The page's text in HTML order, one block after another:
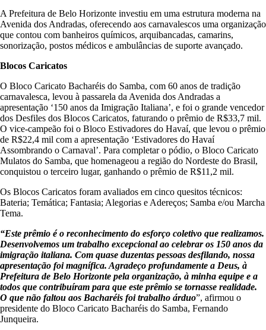
A Prefeitura de Belo Horizonte investiu em uma estrutura moderna na
Avenida dos Andradas, oferecendo aos carnavalescos uma organização
que contou com banheiros químicos, arquibancadas, camarins,
sonorização, postos médicos e ambulâncias de suporte avançado.
Blocos Caricatos
O Bloco Caricato Bacharéis do Samba, com 60 anos de tradição
carnavalesca, levou à passarela da Avenida dos Andradas a
apresentação ‘150 anos da Imigração Italiana’, e foi o grande vencedor
dos Desfiles dos Blocos Caricatos, faturando o prêmio de R$33,7 mil.
O vice-campeão foi o Bloco Estivadores do Havaí, que levou o prêmio
de R$22,4 mil com a apresentação ‘Estivadores do Havaí
Assombrando o Carnaval’. Para completar o pódio, o Bloco Caricato
Mulatos do Samba, que homenageou a região do Nordeste do Brasil,
conquistou o terceiro lugar, ganhando o prêmio de R$11,2 mil.
Os Blocos Caricatos foram avaliados em cinco quesitos técnicos:
Bateria; Temática; Fantasia; Alegorias e Adereços; Samba e/ou Marcha
Tema.
“Este prêmio é o reconhecimento do esforço coletivo que realizamos.
Desenvolvemos um trabalho excepcional ao celebrar os 150 anos da
imigração italiana. Com quase duzentas pessoas desfilando, nossa
apresentação foi magnífica. Agradeço profundamente a Deus, à
Prefeitura de Belo Horizonte pela organização, à minha equipe e a
todos que contribuíram para que este prêmio se tornasse realidade.
O que não faltou aos Bacharéis foi trabalho árduo”, afirmou o
presidente do Bloco Caricato Bacharéis do Samba, Fernando
Junqueira.